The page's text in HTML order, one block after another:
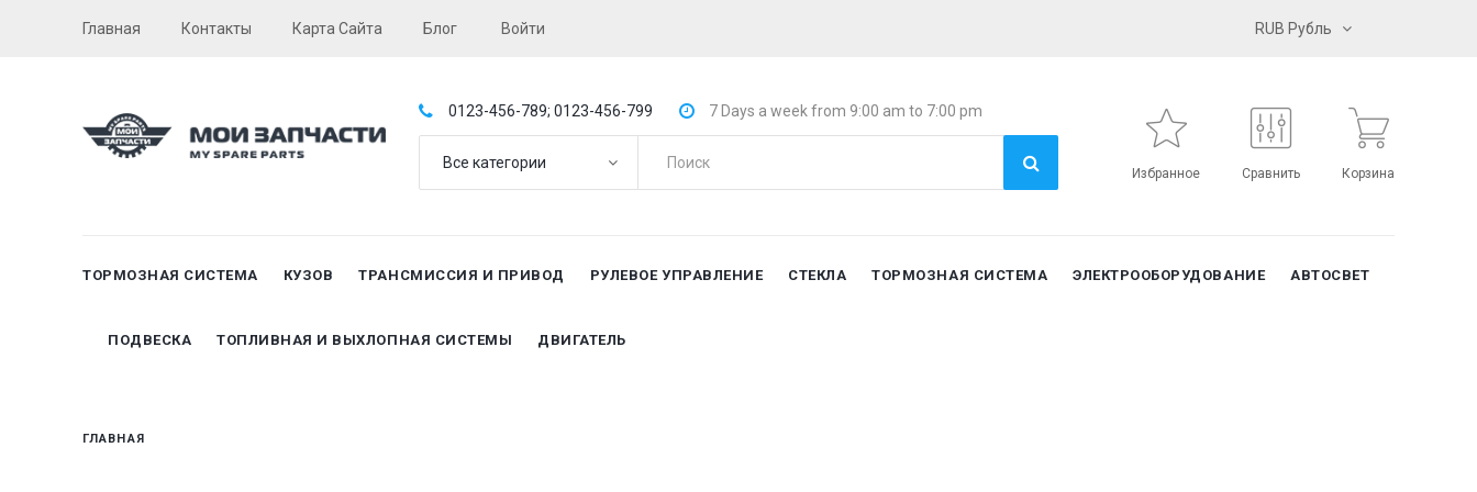
Главная Контакты Карта Сайта Блог Войти RUB Рубль
0123-456-789; 0123-456-799 7 Days a week from 9:00 am to 7:00 pm
Все категории
Избранное Сравнить Корзина
ТОРМОЗНАЯ СИСТЕМА КУЗОВ ТРАНСМИССИЯ И ПРИВОД РУЛЕВОЕ УПРАВЛЕНИЕ СТЕКЛА ТОРМОЗНАЯ СИСТЕМА ЭЛЕКТРООБОРУДОВАНИЕ АВТОСВЕТ
ПОДВЕСКА ТОПЛИВНАЯ И ВЫХЛОПНАЯ СИСТЕМЫ ДВИГАТЕЛЬ
ГЛАВНАЯ